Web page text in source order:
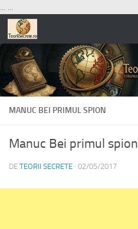
... ...
Skip to content
MANUC BEI PRIMUL SPION
Manuc Bei primul spion
DE TEORII SECRETE · 02/05/2017